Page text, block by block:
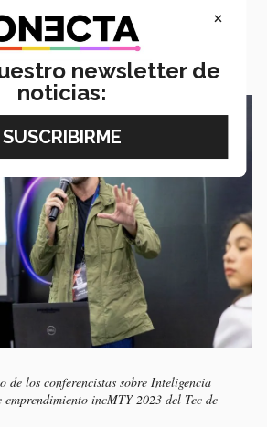
esas 3 cosas, se vuelve una
afirmó Villaseñor.
de los conferencistas sobre Inteligencia
incMTY 2023 del Tec de
×
newsletter de
noticias: